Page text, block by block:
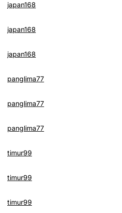
japan168
japan168
japan168
panglima77
panglima77
panglima77
timur99
timur99
timur99